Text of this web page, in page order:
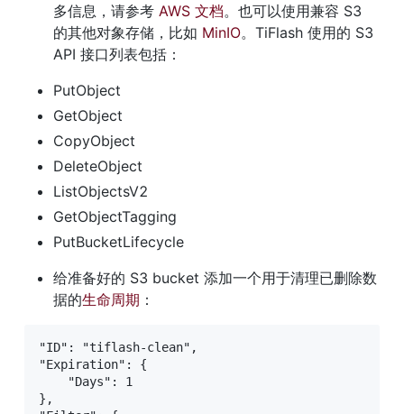
多信息，请参考 AWS 文档。也可以使用兼容 S3
的其他对象存储，比如 MinIO。TiFlash 使用的 S3
API 接口列表包括：
PutObject
GetObject
CopyObject
DeleteObject
ListObjectsV2
GetObjectTagging
PutBucketLifecycle
给准备好的 S3 bucket 添加一个用于清理已删除数
据的生命周期 ：
"ID": "tiflash-clean",
"Expiration": {
    "Days": 1
},